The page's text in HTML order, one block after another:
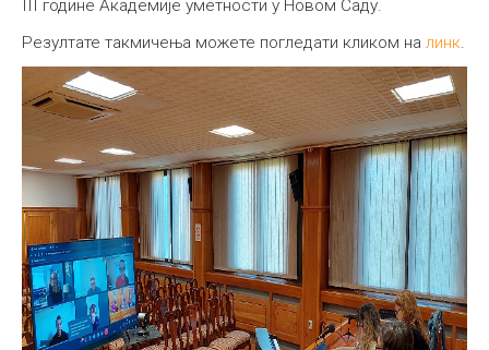
III године Академије уметности у Новом Саду.
Резултате такмичења можете погледати кликом на линк.